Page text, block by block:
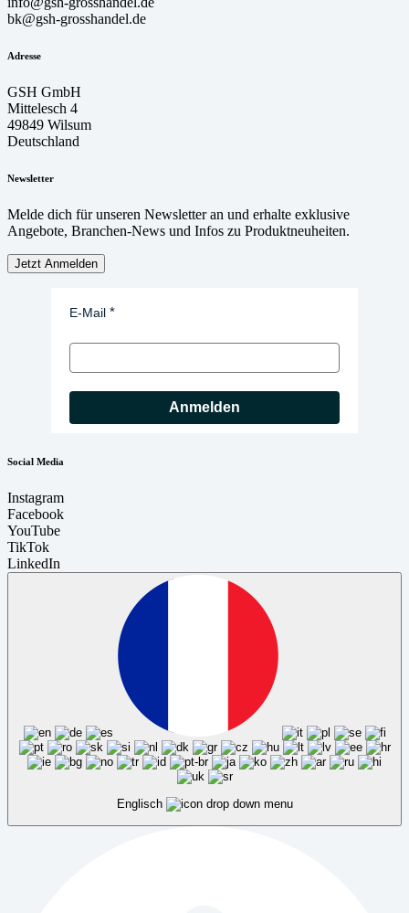
bk@gsh-grosshandel.de
Adresse
GSH GmbH
Mittelesch 4
49849 Wilsum
Deutschland
Newsletter
Melde dich für unseren Newsletter an und erhalte exklusive
Angebote, Branchen-News und Infos zu Produktneuheiten.
Jetzt Anmelden
E-Mail
Anmelden
Social Media
Instagram
Facebook
YouTube
TikTok
LinkedIn
Englisch